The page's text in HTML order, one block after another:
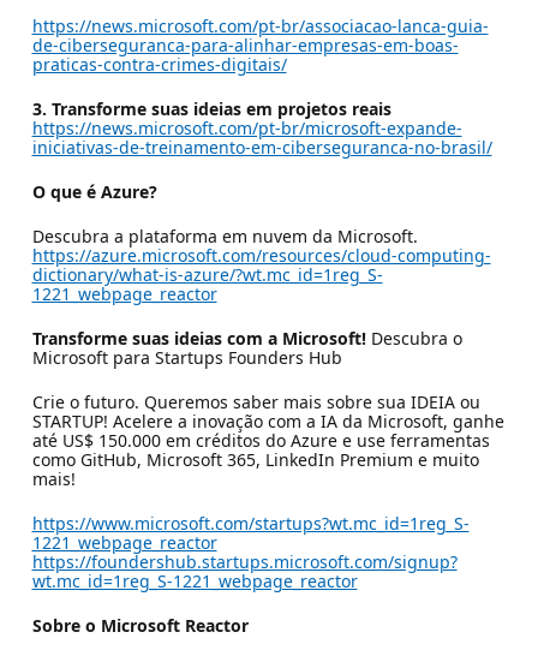
https://news.microsoft.com/pt-br/associacao-lanca-guia-
de-ciberseguranca-para-alinhar-empresas-em-boas-
praticas-contra-crimes-digitais/
3. Transforme suas ideias em projetos reais
https://news.microsoft.com/pt-br/microsoft-expande-
iniciativas-de-treinamento-em-ciberseguranca-no-brasil/
O que é Azure?
Descubra a plataforma em nuvem da Microsoft.
https://azure.microsoft.com/resources/cloud-computing-
dictionary/what-is-azure/?wt.mc_id=1reg_S-
1221_webpage_reactor
Transforme suas ideias com a Microsoft!Descubra o
Microsoft para Startups Founders Hub
Crie o futuro. Queremos saber mais sobre sua IDEIA ou
STARTUP! Acelere a inovação com a IA da Microsoft, ganhe
até US$ 150.000 em créditos do Azure e use ferramentas
como GitHub, Microsoft 365, LinkedIn Premium e muito
mais!
https://www.microsoft.com/startups?wt.mc_id=1reg_S-
1221_webpage_reactor
https://foundershub.startups.microsoft.com/signup?
wt.mc_id=1reg_S-1221_webpage_reactor
Sobre o Microsoft Reactor